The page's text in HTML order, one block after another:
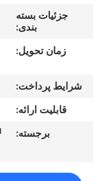
کیفیت
تماس
اخبار
جزئیات بسته
بندی:
زمان تحویل:
شرایط پرداخت:
قابلیت ارائه:
برجسته: